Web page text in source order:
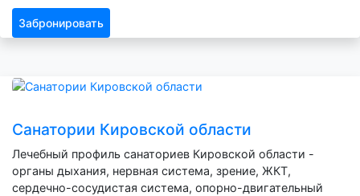
Забронировать
Санатории Кировской области
Лечебный профиль санаториев Кировской области -
органы дыхания, нервная система, зрение, ЖКТ,
сердечно-сосудистая система, опорно-двигательный